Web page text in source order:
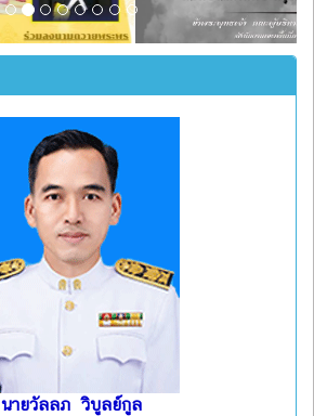
นายวัลลภ วิบูลย์กูล